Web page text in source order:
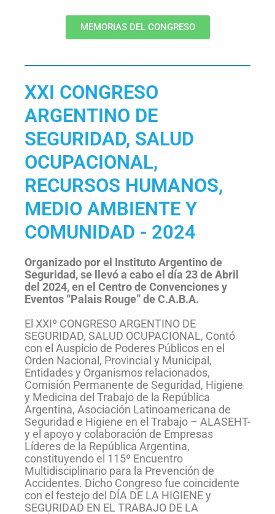
MEMORIAS DEL CONGRESO
XXI CONGRESO
ARGENTINO DE
SEGURIDAD, SALUD
OCUPACIONAL,
RECURSOS HUMANOS,
MEDIO AMBIENTE Y
COMUNIDAD - 2024
Organizado por el Instituto Argentino de
Seguridad, se llevó a cabo el día 23 de Abril
del 2024, en el Centro de Convenciones y
Eventos “Palais Rouge” de C.A.B.A.
El XXIº CONGRESO ARGENTINO DE
SEGURIDAD, SALUD OCUPACIONAL, Contó
con el Auspicio de Poderes Públicos en el
Orden Nacional, Provincial y Municipal,
Entidades y Organismos relacionados,
Comisión Permanente de Seguridad, Higiene
y Medicina del Trabajo de la República
Argentina, Asociación Latinoamericana de
Seguridad e Higiene en el Trabajo – ALASEHT-
y el apoyo y colaboración de Empresas
Líderes de la República Argentina,
constituyendo el 115º Encuentro
Multidisciplinario para la Prevención de
Accidentes. Dicho Congreso fue coincidente
con el festejo del DÍA DE LA HIGIENE y
SEGURIDAD EN EL TRABAJO DE LA